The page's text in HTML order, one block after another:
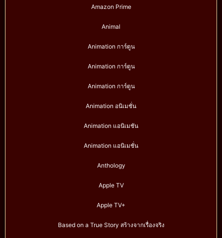
Amazon Prime
Animal
Animation การ์ตูน
Animation การ์ตูน
Animation การ์ตูน
Animation อนิเมชั่น
Animation แอนิเมชัน
Animation แอนิเมชั่น
Anthology
Apple TV
Apple TV+
Based on a True Story สร้างจากเรื่องจริง